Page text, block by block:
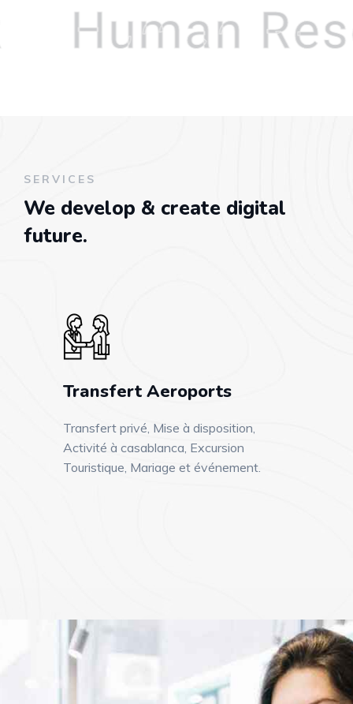
Human
SERVICES
We develop & create digital
future.
Transfert Aeroports
Transfert privé, Mise à disposition,
Activité à casablanca, Excursion
Touristique, Mariage et événement.